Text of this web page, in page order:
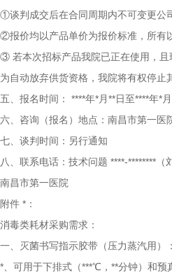
①谈判成交后在合同周期内不可变更公
②报价均以产品单价为报价标准，所有
③ 若本次招标产品我院已正在使用，
为自动放弃供货资格，我院将有权停
五、报名时间：
****年*月**日至****年*
六、咨询（报名）地点：南昌市第一医
七、谈判时间：另行通知
八、联系电话：技术问题 ****-********（
南昌市第一医院
附件 *：
消毒类耗材采购需求：
一、灭菌书写指示胶带（压力蒸汽用）：
*、可用于下排式（***℃，**分钟）和